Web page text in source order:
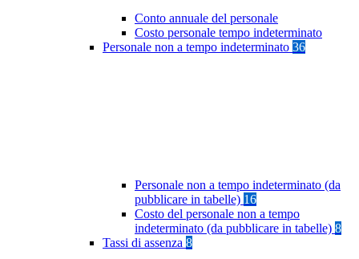
Conto annuale del personale
Costo personale tempo indeterminato
Personale non a tempo indeterminato 36
Personale non a tempo indeterminato (da
pubblicare in tabelle) 16
Costo del personale non a tempo
indeterminato (da pubblicare in tabelle) 8
Tassi di assenza 8